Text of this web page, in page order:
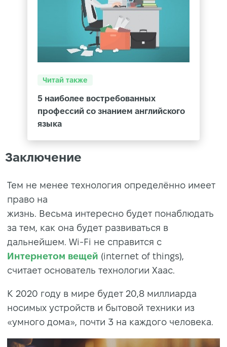
Читай также
5 наиболее востребованных
профессий со знанием английского
языка
Заключение
Тем не менее технология определённо имеет
право на
жизнь. Весьма интересно будет понаблюдать
за тем, как она будет развиваться в
дальнейшем. Wi-Fi не справится с
Интернетом вещей (internet of things),
считает основатель технологии Хаас.
К 2020 году в мире будет 20,8 миллиарда
носимых устройств и бытовой техники из
«умного дома», почти 3 на каждого человека.